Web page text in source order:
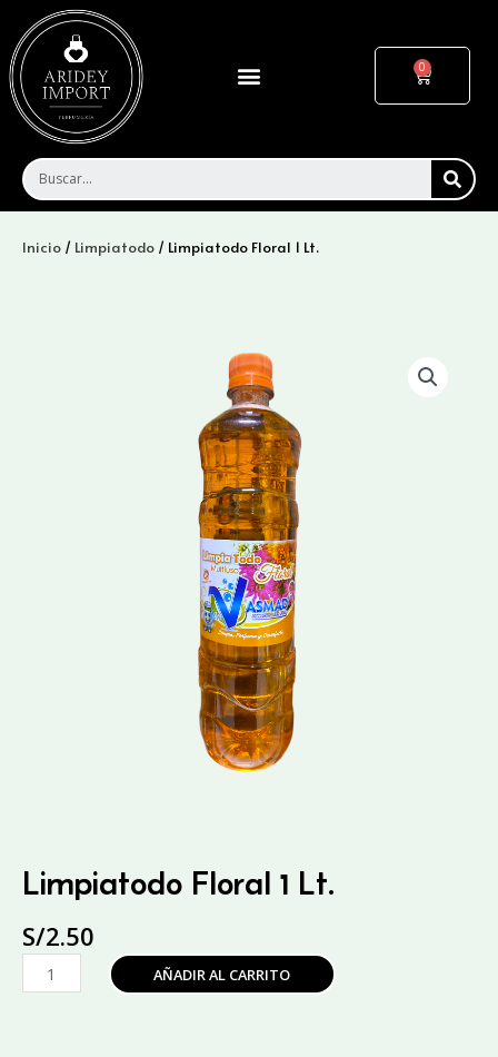
contenido
Menu Cart
Inicio / Limpiatodo / Limpiatodo Floral 1 Lt.
Limpiatodo Floral 1 Lt.
S/2.50
Limpiatodo
Floral
AÑADIR AL CARRITO